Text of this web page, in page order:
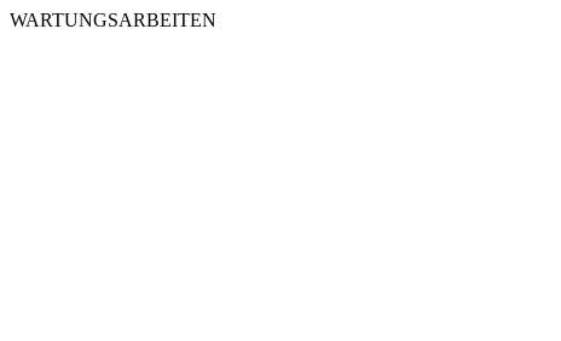
WARTUNGSARBEITEN